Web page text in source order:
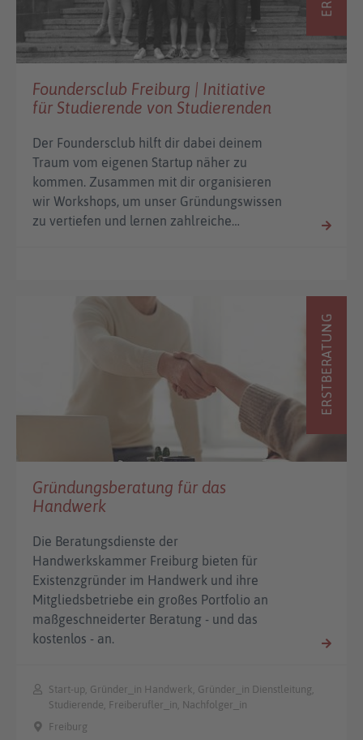
Foundersclub Freiburg | Initiative
für Studierende von Studierenden
Der Foundersclub hilft dir dabei deinem
Traum vom eigenen Startup näher zu
kommen. Zusammen mit dir organisieren
wir Workshops, um unser Gründungswissen
zu vertiefen und lernen zahlreiche…
ERSTBERATUNG
Gründungsberatung für das
Handwerk
Die Beratungsdienste der
Handwerkskammer Freiburg bieten für
Existenzgründer im Handwerk und ihre
Mitgliedsbetriebe ein großes Portfolio an
maßgeschneiderter Beratung - und das
kostenlos - an.
Start-up, Gründer_in Handwerk, Gründer_in Dienstleitung,
Studierende, Freiberufler_in, Nachfolger_in
Freiburg